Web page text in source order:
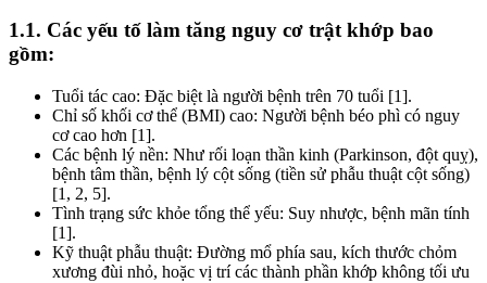
1.1. Các yếu tố làm tăng nguy cơ trật khớp bao
gồm:
Tuổi tác cao: Đặc biệt là người bệnh trên 70 tuổi [1].
Chỉ số khối cơ thể (BMI) cao: Người bệnh béo phì có nguy
cơ cao hơn [1].
Các bệnh lý nền: Như rối loạn thần kinh (Parkinson, đột quỵ),
bệnh tâm thần, bệnh lý cột sống (tiền sử phẫu thuật cột sống)
[1, 2, 5].
Tình trạng sức khỏe tổng thể yếu: Suy nhược, bệnh mãn tính
[1].
Kỹ thuật phẫu thuật: Đường mổ phía sau, kích thước chỏm
xương đùi nhỏ, hoặc vị trí các thành phần khớp không tối ưu